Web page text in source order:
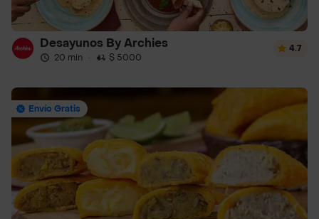
Desayunos By Archies
20 min · $ 5000
4.7
Envío Gratis